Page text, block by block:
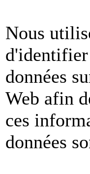
Nous
d'identifier
données
Web afin
ces
données